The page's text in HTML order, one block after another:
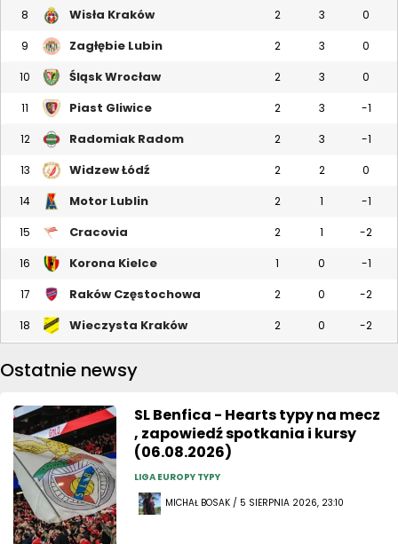
8 Wisła Kraków 2 3 0
9 Zagłębie Lubin 2 3 0
10 Śląsk Wrocław 2 3 0
11 Piast Gliwice 2 3 -1
12 Radomiak Radom 2 3 -1
13 Widzew Łódź 2 2 0
14 Motor Lublin 2 1 -1
15 Cracovia 2 1 -2
16 Korona Kielce 1 0 -1
17 Raków Częstochowa 2 0 -2
18 Wieczysta Kraków 2 0 -2
Ostatnie newsy
SL Benfica - Hearts typy na mecz
, zapowiedź spotkania i kursy
(06.08.2026)
LIGA EUROPY TYPY
MICHAŁ BOSAK / 5 SIERPNIA 2026, 23:10